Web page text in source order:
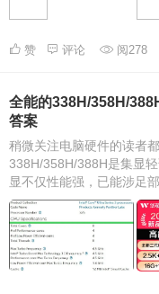
赞 评论 阅278
全能的338H/358H/
答案
稍微关注电脑硬件的读者
338H/358H/388H是集显
显不仅性能强，已能涉足部